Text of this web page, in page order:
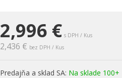
2,996 € s DPH / Kus
2,436 € bez DPH / Kus
Predajňa a sklad SA: Na sklade 100+